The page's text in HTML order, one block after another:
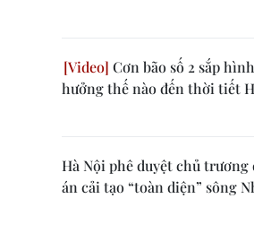
Cơn bão số 2 sắp
hưởng thế nào đến thời tiết
Hà Nội phê duyệt chủ trương
án cải tạo “toàn diện” sông